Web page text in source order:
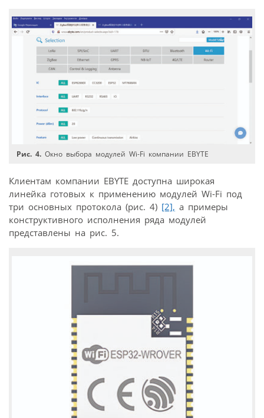
Рис. 4. Окно выбора модулей Wi-Fi компании EBYTE
Клиентам компании EBYTE доступна широкая
линейка готовых к применению модулей Wi-Fi под
три основных протокола (рис. 4) [2], а примеры
конструктивного исполнения ряда модулей
представлены на рис. 5.